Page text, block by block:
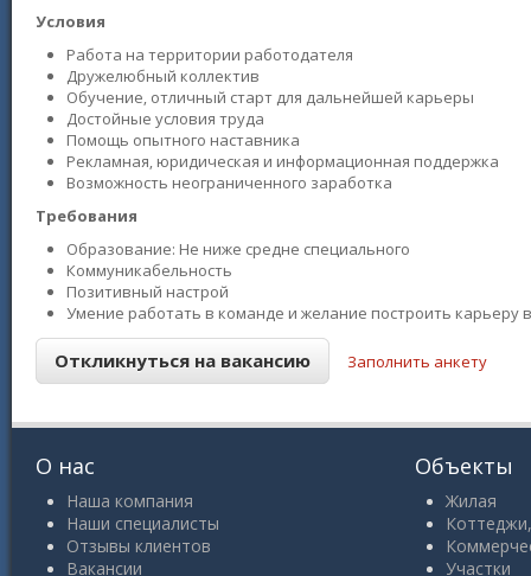
Условия
Работа на территории работодателя
Дружелюбный коллектив
Обучение‚ отличный старт для дальнейшей карьеры
Достойные условия труда
Помощь опытного наставника
Рекламная‚ юридическая и информационная поддержка
Возможность неограниченного заработка
Требования
Образование: Не ниже средне специального
Коммуникабельность
Позитивный настрой
Умение работать в команде и желание построить карьеру
Заполнить анкету
О нас
Наша компания
Наши специалисты
Отзывы клиентов
Вакансии
Объекты
Жилая
Участки